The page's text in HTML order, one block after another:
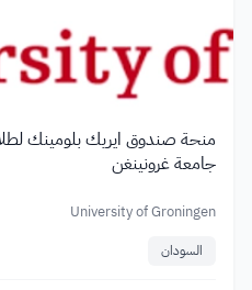
منحة صندوق ايريك بلومينك
جامعة غرونينغن
University of Groningen
السودان